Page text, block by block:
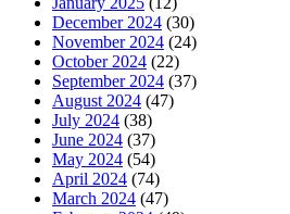
December 2024 (30)
November 2024 (24)
October 2024 (22)
September 2024 (37)
August 2024 (47)
July 2024 (38)
June 2024 (37)
May 2024 (54)
April 2024 (74)
March 2024 (47)